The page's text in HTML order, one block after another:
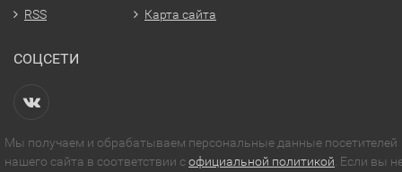
RSS
Карта сайта
СОЦСЕТИ
Мы получаем и обрабатываем персональные данные посетителей
нашего сайта в соответствии софициальной политикой. Если вы